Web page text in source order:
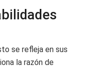
se refleja en sus
la razón de